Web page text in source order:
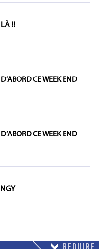
LÀ !!
CE WEEK END
CE WEEK END